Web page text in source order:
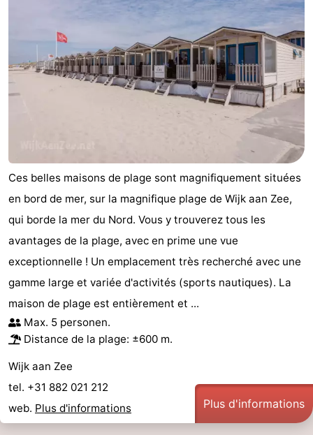
golf
Peche
Sportive
Equitation
Boire
Forum
Route
-
Stationnement
Adresses
Médicales
Région
Hollande-
Septentrionale
-
Nature
Schoorlse
-
Bergen
-
Ces belles maisons de plage sont magnifiquement situées
en bord de mer, sur la magnifique plage de Wijk aan Zee,
qui borde la mer du Nord. Vous y trouverez tous les
avantages de la plage, avec en prime une vue
exceptionnelle ! Un emplacement très recherché avec une
gamme large et variée d'activités (sports nautiques). La
maison de plage est entièrement et ...
Max. 5 personen.
Distance de la plage: ±600 m.
Wijk aan Zee
tel. +31 882 021 212
web. Plus d'informations Plus d'informations